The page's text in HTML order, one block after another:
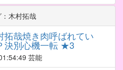
：木村拓哉
拓哉焼き肉呼ばれてい
決別心機一転 ★3
芸能